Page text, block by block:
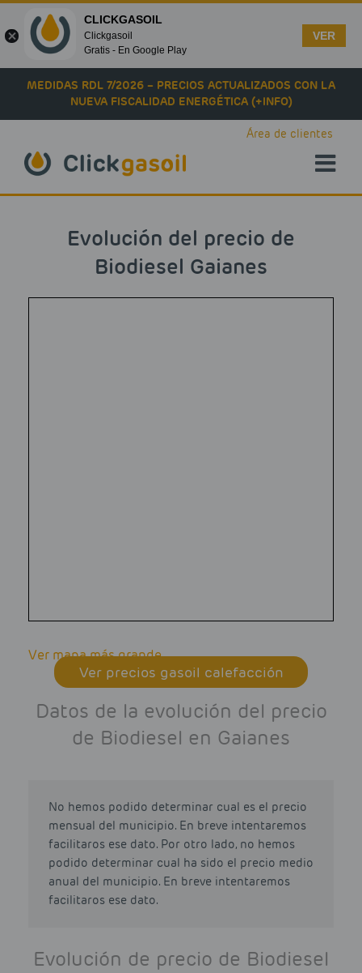
Skip to main content
MEDIDAS RDL 7/2026 – PRECIOS ACTUALIZADOS CON LA
NUEVA FISCALIDAD ENERGÉTICA (+INFO)
Área de clientes
Evolución del precio de
Biodiesel Gaianes
Ver mapa más grande
Ver precios gasoil calefacción
Datos de la evolución del precio
de Biodiesel en Gaianes
No hemos podido determinar cual es el precio
mensual del municipio. En breve intentaremos
facilitaros ese dato. Por otro lado, no hemos
podido determinar cual ha sido el precio medio
anual del municipio. En breve intentaremos
facilitaros ese dato.
Evolución de precio de Biodiesel
CLICKGASOIL
Clickgasoil
Gratis - En Google Play
VER